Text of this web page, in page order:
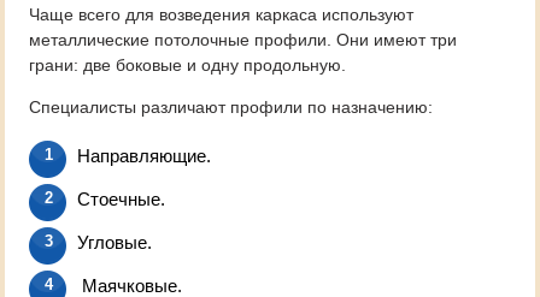
Чаще всего для возведения каркаса используют
металлические потолочные профили. Они имеют три
грани: две боковые и одну продольную.
Специалисты различают профили по назначению:
Направляющие.
Стоечные.
Угловые.
Маячковые.